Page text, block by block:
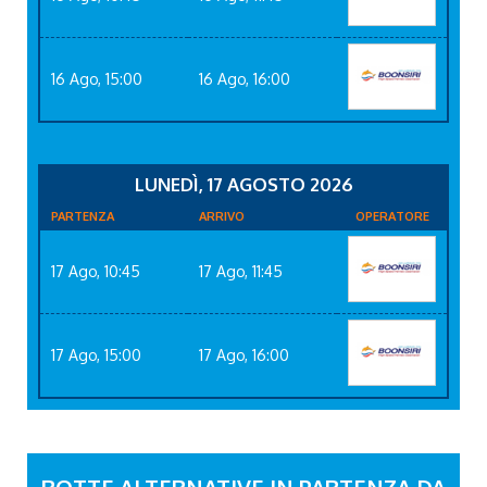
16 Ago, 15:00 16 Ago, 16:00
LUNEDÌ, 17 AGOSTO 2026
PARTENZA ARRIVO OPERATORE
17 Ago, 10:45 17 Ago, 11:45
17 Ago, 15:00 17 Ago, 16:00